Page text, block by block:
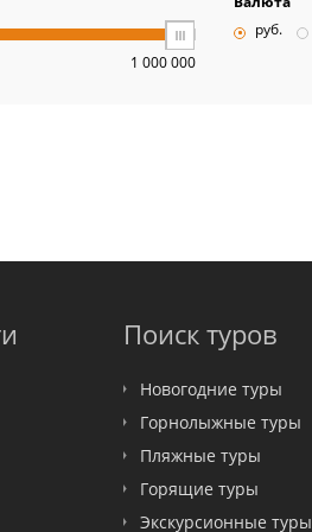
1 000 000
руб.
Поиск туров
Новогодние туры
Горнолыжные туры
Пляжные туры
Горящие туры
Экскурсионные туры